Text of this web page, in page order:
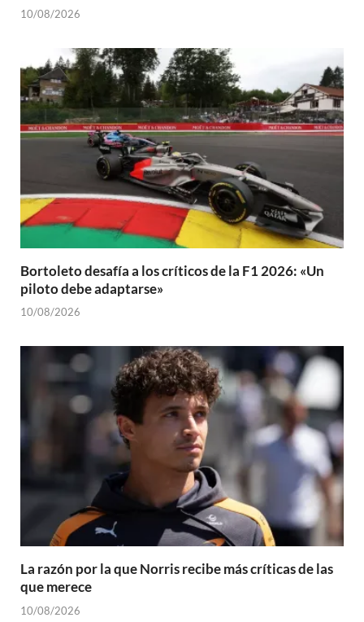
10/08/2026
Bortoleto desafía a los críticos de la F1 2026: «Un
piloto debe adaptarse»
10/08/2026
La razón por la que Norris recibe más críticas de las
que merece
10/08/2026